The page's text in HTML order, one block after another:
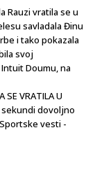
Rauzi vratila se u
savladala Đinu
i tako pokazala
svoj
Doumu, na
SE VRATILA U
sekundi dovoljno
vesti -